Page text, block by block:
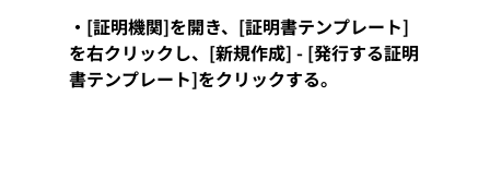
・[証明機関]を開き、[証明書テンプレート]
を右クリックし、[新規作成] - [発行する証明
書テンプレート]をクリックする。